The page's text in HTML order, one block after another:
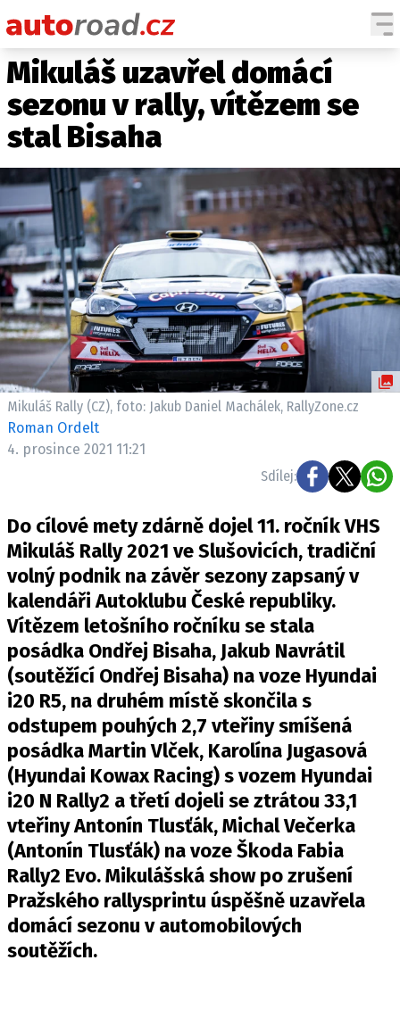
AUTA
TESTY AUT
SPY
HISTORIE
ZAJÍMAVOSTI
EKONOMIKA
ČESKÝ TRH
TUNING
PROFI
ELEKTRO
NOVINKY ZE SVĚTA EV
TESTY ELEKTROMOBILŮ
RALLY
OSTATNÍ
TISKOVKY
ROZHOVORY
DAKAR
Z DOMOVA
ZE SVĚTA
MOTORSPORT
PIT LANE
ČEŠI V AKCI
FIA CEZ & POHÁRY
MEZINÁRODNÍ SCÉNA
SLEDUJTE NÁS NA|
Mikuláš uzavřel domácí
sezonu v rally, vítězem se
stal Bisaha
Mikuláš Rally (CZ), foto: Jakub Daniel Machálek, RallyZone.cz
Roman Ordelt
4. prosince 2021 11:21
Sdílej:
Do cílové mety zdárně dojel 11. ročník VHS
Mikuláš Rally 2021 ve Slušovicích, tradiční
volný podnik na závěr sezony zapsaný v
kalendáři Autoklubu České republiky.
Vítězem letošního ročníku se stala
posádka Ondřej Bisaha, Jakub Navrátil
(soutěžící Ondřej Bisaha) na voze Hyundai
i20 R5, na druhém místě skončila s
odstupem pouhých 2,7 vteřiny smíšená
posádka Martin Vlček, Karolína Jugasová
(Hyundai Kowax Racing) s vozem Hyundai
i20 N Rally2 a třetí dojeli se ztrátou 33,1
vteřiny Antonín Tlusťák, Michal Večerka
(Antonín Tlusťák) na voze Škoda Fabia
Rally2 Evo. Mikulášská show po zrušení
Pražského rallysprintu úspěšně uzavřela
domácí sezonu v automobilových
soutěžích.